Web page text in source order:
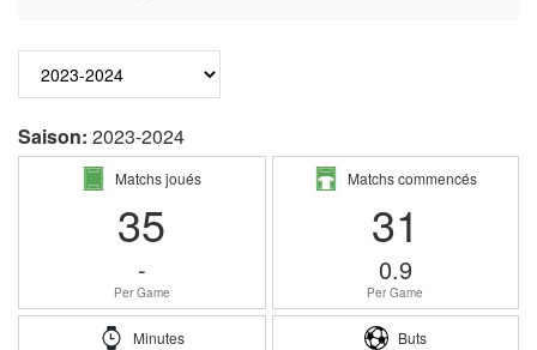
Saison: 2023-2024
Matchs joués
35
-
Per Game
Matchs commencés
31
0.9
Per Game
Minutes Buts